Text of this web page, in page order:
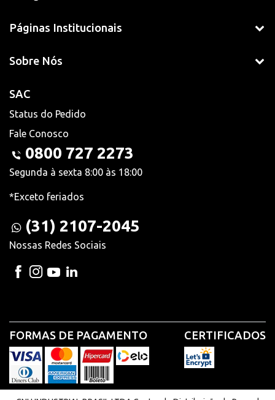
Páginas Institucionais
Sobre Nós
SAC
Status do Pedido
Fale Conosco
0800 727 2273
Segunda à sexta 8:00 às 18:00
*Exceto feriados
(31) 2107-2045
Nossas Redes Sociais
FORMAS DE PAGAMENTO CERTIFICADOS